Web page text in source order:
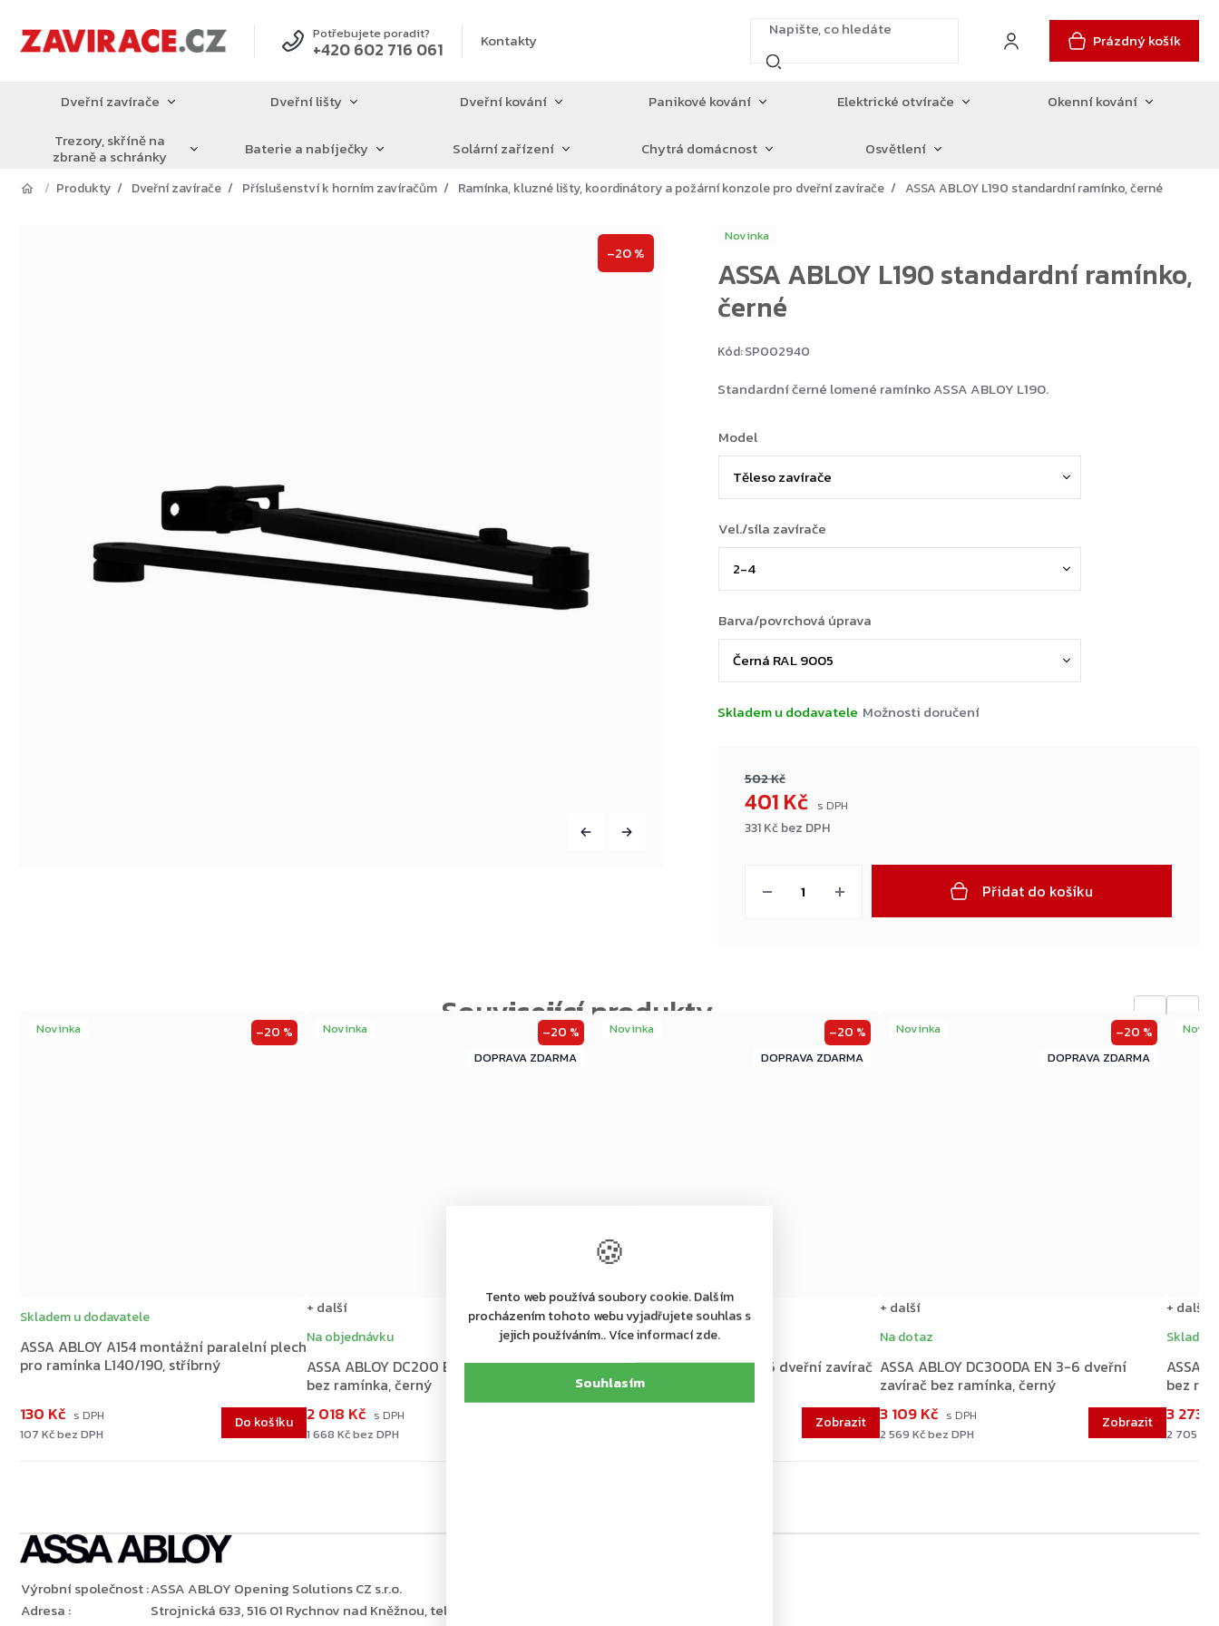
🍪
Tento web používá soubory cookie. Dalším
procházením tohoto webu vyjadřujete souhlas s
jejich používáním.. Více informací zde.
Souhlasím
obsah
Potřebujete poradit?
+420 602 716 061 Kontakty Prázdný košík
Dveřní zavírače Dveřní lišty Dveřní kování Panikové kování Elektrické otvírače
Okenní kování
Trezory, skříně na
zbraně a schránky Baterie a nabíječky Solární zařízení Chytrá domácnost Osvětlení
Produkty Dveřní zavírače Příslušenství k horním zavíračům Ramínka, kluzné lišty, koordinátory a požární konzole pro dveřní zavírače ASSA ABLOY L190 standardní ramínko, černé
Novinka
ASSA ABLOY L190 standardní ramínko,
černé
Kód:SP002940
–20 %
502 Kč
401 Kč
331 Kč bez DPH
Skladem u dodavatele Možnosti doručení
Model
Vel./síla zavírače
Barva/povrchová úprava
Přidat do košíku
Standardní černé lomené ramínko ASSA ABLOY L190.
Novinka –20 %
ASSA ABLOY A154 montážní paralelní plech
pro ramínka L140/190, stříbrný
Skladem u dodavatele
107 Kč bez DPH
130 Kč Do košíku
Novinka
ZDARMA
–20 %
ASSA ABLOY DC200 EN 2-4 dveřní zavírač
bez ramínka, černý
Na objednávku
1 668 Kč bez DPH
2 018 Kč
+ další
Novinka
ZDARMA
–20 %
ASSA ABLOY DC300 EN 3-6 dveřní zavírač
bez ramínka, černý
Skladem u dodavatele
+ další
Novinka
ZDARMA
–20 %
ASSA ABLOY DC300DA EN 3-6 dveřní
zavírač bez ramínka, černý
Na dotaz
2 569 Kč bez DPH
3 109 Kč
+ další
ASSA
bez
2 705 Kč
3 273
+ další
Výrobní společnost:ASSA ABLOY Opening Solutions CZ s.r.o.
Adresa :
Strojnická 633, 516 01 Rychnov nad Kněžnou, tel.: +420 226 806 200